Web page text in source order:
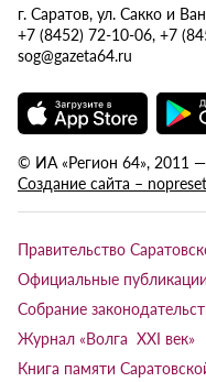
г. Саратов, ул. Сакко и
+7 (8452) 72-10-06, +7
sog@gazeta64.ru
© ИА «Регион 64», 2011
Создание сайта – nopreset
Правительство
Официальные публикации
Собрание
Журнал «Волга XXI век»
Книга памяти